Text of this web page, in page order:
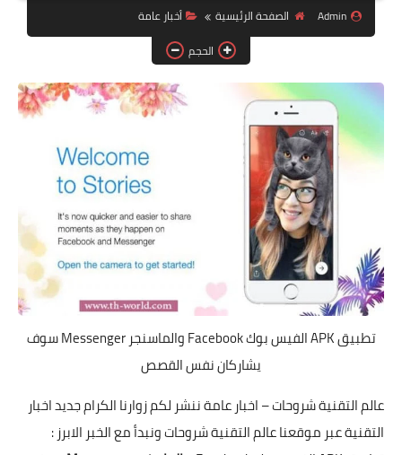
البلوجر
اخبار
مواقع
Admin الصفحة الرئيسية
أخبار عامة
الحجم
تطبيق APK الفيس بوك Facebook والماسنجر Messenger سوف
يشاركان نفس القصص
عالم التقنية شروحات – اخبار عامة ننشر لكم زوارنا الكرام جديد اخبار
التقنية عبر موقعنا عالم التقنية شروحات ونبدأ مع الخبر الابرز :